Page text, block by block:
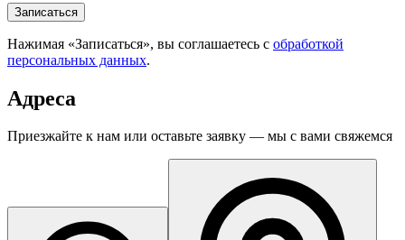
Записаться
Нажимая «Записаться», вы соглашаетесь с обработкой
персональных данных.
Адреса
Приезжайте к нам или оставьте заявку — мы с вами свяжемся